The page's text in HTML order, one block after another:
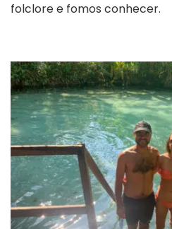
cidade
folclore e fomos conhecer.